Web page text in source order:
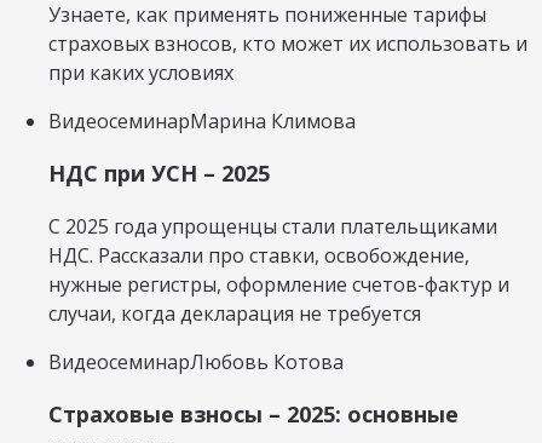
Узнаете, как применять пониженные тарифы
страховых взносов, кто может их использовать и
при каких условиях
ВидеосеминарМарина Климова
НДС при УСН – 2025
С 2025 года упрощенцы стали плательщиками
НДС. Рассказали про ставки, освобождение,
нужные регистры, оформление счетов-фактур и
случаи, когда декларация не требуется
ВидеосеминарЛюбовь Котова
Страховые взносы – 2025: основные